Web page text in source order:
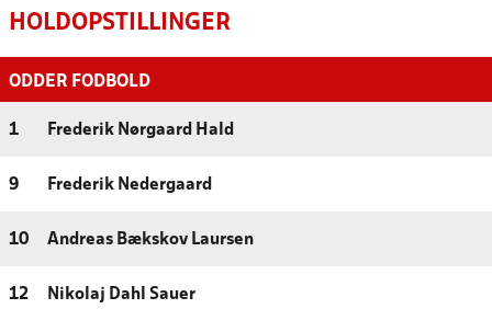
HOLDOPSTILLINGER
ODDER FODBOLD
1 Frederik Nørgaard Hald
9 Frederik Nedergaard
10 Andreas Bækskov Laursen
12 Nikolaj Dahl Sauer